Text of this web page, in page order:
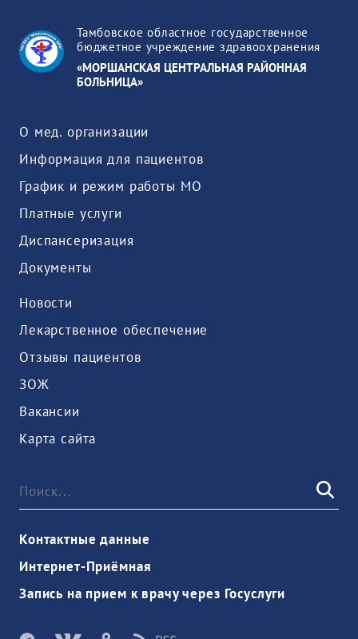
Тамбовское областное государственное
бюджетное учреждение здравоохранения
«МОРШАНСКАЯ ЦЕНТРАЛЬНАЯ РАЙОННАЯ
БОЛЬНИЦА»
О мед. организации
Информация для пациентов
График и режим работы МО
Платные услуги
Диспансеризация
Документы
Новости
Лекарственное обеспечение
Отзывы пациентов
ЗОЖ
Вакансии
Карта сайта
Контактные данные
Интернет-Приёмная
Запись на прием к врачу через Госуслуги